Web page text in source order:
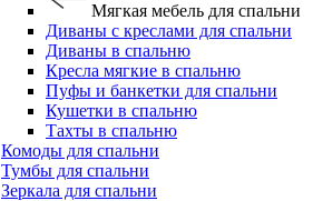
Мягкая мебель для спальни
Диваны с креслами для спальни
Диваны в спальню
Кресла мягкие в спальню
Пуфы и банкетки для спальни
Кушетки в спальню
Тахты в спальню
Комоды для спальни
Тумбы для спальни
Зеркала для спальни